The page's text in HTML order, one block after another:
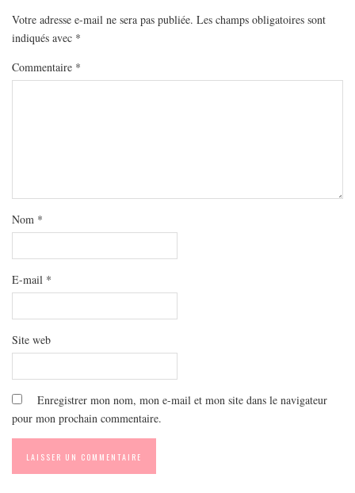
RÉPUBLIQUE TCHÈQUE
OCÉANIE
AUSTRALIE
LIFESTYLE
ME CONTACTER
A PROPOS
Votre adresse e-mail ne sera pas publiée. Les champs obligatoires sont
indiqués avec *
Commentaire *
Nom *
E-mail *
Site web
Enregistrer mon nom, mon e-mail et mon site dans le navigateur
pour mon prochain commentaire.